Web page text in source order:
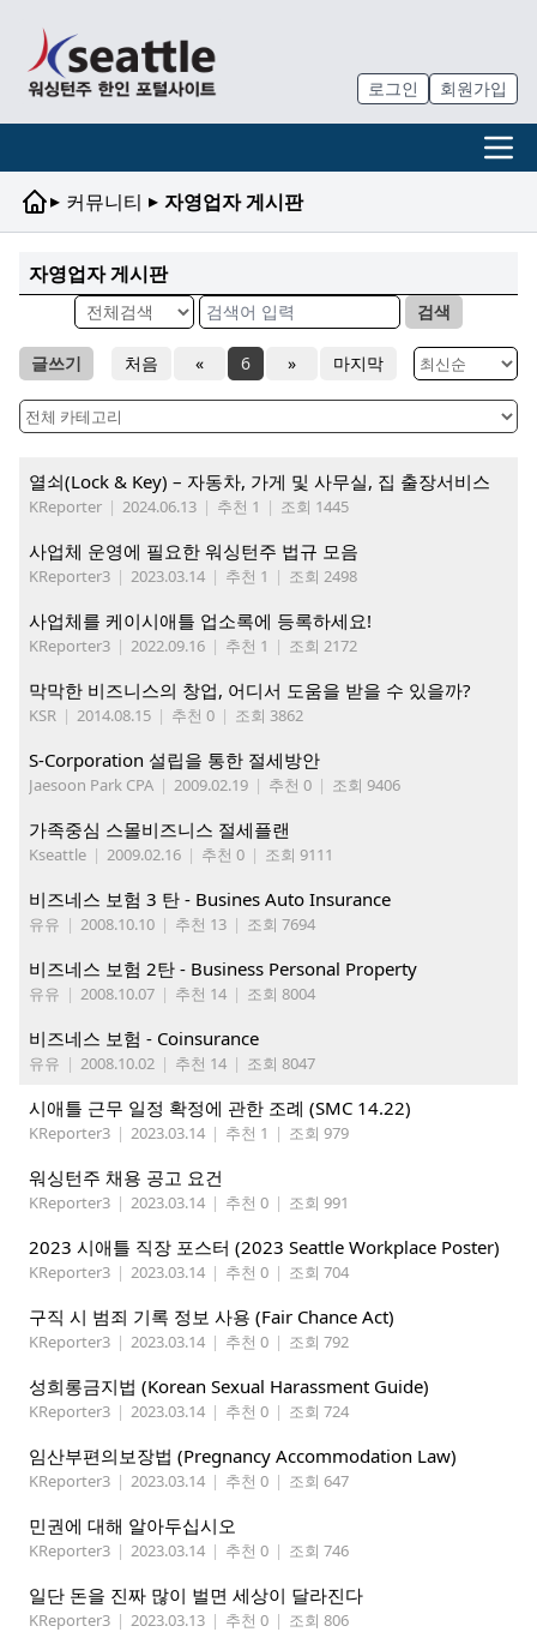
로그인 회원가입
▸ 커뮤니티 ▸ 자영업자 게시판
자영업자 게시판
검색
글쓰기 처음 « 6 » 마지막
열쇠(Lock & Key) – 자동차, 가게 및 사무실, 집 출장서비스
KReporter | 2024.06.13 | 추천 1 | 조회 1445
사업체 운영에 필요한 워싱턴주 법규 모음
KReporter3 | 2023.03.14 | 추천 1 | 조회 2498
사업체를 케이시애틀 업소록에 등록하세요!
KReporter3 | 2022.09.16 | 추천 1 | 조회 2172
막막한 비즈니스의 창업, 어디서 도움을 받을 수 있을까?
KSR | 2014.08.15 | 추천 0 | 조회 3862
S-Corporation 설립을 통한 절세방안
Jaesoon Park CPA | 2009.02.19 | 추천 0 | 조회 9406
가족중심 스몰비즈니스 절세플랜
Kseattle | 2009.02.16 | 추천 0 | 조회 9111
비즈네스 보험 3 탄 - Busines Auto Insurance
유유 | 2008.10.10 | 추천 13 | 조회 7694
비즈네스 보험 2탄 - Business Personal Property
유유 | 2008.10.07 | 추천 14 | 조회 8004
비즈네스 보험 - Coinsurance
유유 | 2008.10.02 | 추천 14 | 조회 8047
시애틀 근무 일정 확정에 관한 조례 (SMC 14.22)
KReporter3 | 2023.03.14 | 추천 1 | 조회 979
워싱턴주 채용 공고 요건
KReporter3 | 2023.03.14 | 추천 0 | 조회 991
2023 시애틀 직장 포스터 (2023 Seattle Workplace Poster)
KReporter3 | 2023.03.14 | 추천 0 | 조회 704
구직 시 범죄 기록 정보 사용 (Fair Chance Act)
KReporter3 | 2023.03.14 | 추천 0 | 조회 792
성희롱금지법 (Korean Sexual Harassment Guide)
KReporter3 | 2023.03.14 | 추천 0 | 조회 724
임산부편의보장법 (Pregnancy Accommodation Law)
KReporter3 | 2023.03.14 | 추천 0 | 조회 647
민권에 대해 알아두십시오
KReporter3 | 2023.03.14 | 추천 0 | 조회 746
일단 돈을 진짜 많이 벌면 세상이 달라진다
KReporter3 | 2023.03.13 | 추천 0 | 조회 806